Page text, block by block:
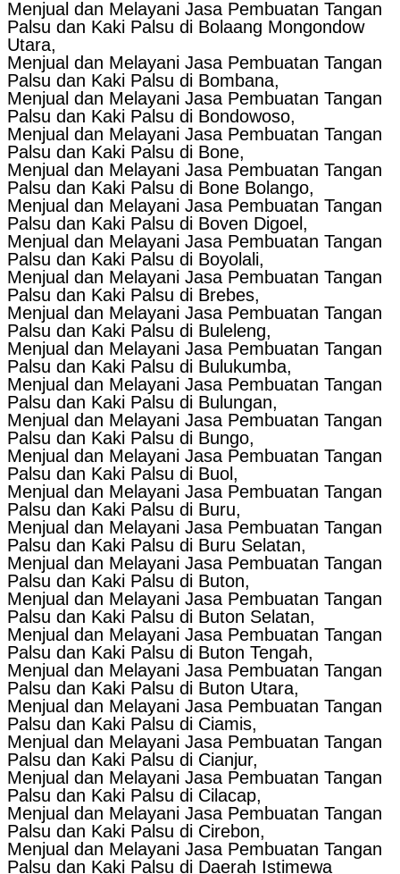
Menjual dan Melayani Jasa Pembuatan Tangan
Palsu dan Kaki Palsu di Bolaang Mongondow
Utara,
Menjual dan Melayani Jasa Pembuatan Tangan
Palsu dan Kaki Palsu di Bombana,
Menjual dan Melayani Jasa Pembuatan Tangan
Palsu dan Kaki Palsu di Bondowoso,
Menjual dan Melayani Jasa Pembuatan Tangan
Palsu dan Kaki Palsu di Bone,
Menjual dan Melayani Jasa Pembuatan Tangan
Palsu dan Kaki Palsu di Bone Bolango,
Menjual dan Melayani Jasa Pembuatan Tangan
Palsu dan Kaki Palsu di Boven Digoel,
Menjual dan Melayani Jasa Pembuatan Tangan
Palsu dan Kaki Palsu di Boyolali,
Menjual dan Melayani Jasa Pembuatan Tangan
Palsu dan Kaki Palsu di Brebes,
Menjual dan Melayani Jasa Pembuatan Tangan
Palsu dan Kaki Palsu di Buleleng,
Menjual dan Melayani Jasa Pembuatan Tangan
Palsu dan Kaki Palsu di Bulukumba,
Menjual dan Melayani Jasa Pembuatan Tangan
Palsu dan Kaki Palsu di Bulungan,
Menjual dan Melayani Jasa Pembuatan Tangan
Palsu dan Kaki Palsu di Bungo,
Menjual dan Melayani Jasa Pembuatan Tangan
Palsu dan Kaki Palsu di Buol,
Menjual dan Melayani Jasa Pembuatan Tangan
Palsu dan Kaki Palsu di Buru,
Menjual dan Melayani Jasa Pembuatan Tangan
Palsu dan Kaki Palsu di Buru Selatan,
Menjual dan Melayani Jasa Pembuatan Tangan
Palsu dan Kaki Palsu di Buton,
Menjual dan Melayani Jasa Pembuatan Tangan
Palsu dan Kaki Palsu di Buton Selatan,
Menjual dan Melayani Jasa Pembuatan Tangan
Palsu dan Kaki Palsu di Buton Tengah,
Menjual dan Melayani Jasa Pembuatan Tangan
Palsu dan Kaki Palsu di Buton Utara,
Menjual dan Melayani Jasa Pembuatan Tangan
Palsu dan Kaki Palsu di Ciamis,
Menjual dan Melayani Jasa Pembuatan Tangan
Palsu dan Kaki Palsu di Cianjur,
Menjual dan Melayani Jasa Pembuatan Tangan
Palsu dan Kaki Palsu di Cilacap,
Menjual dan Melayani Jasa Pembuatan Tangan
Palsu dan Kaki Palsu di Cirebon,
Menjual dan Melayani Jasa Pembuatan Tangan
Palsu dan Kaki Palsu di Daerah Istimewa